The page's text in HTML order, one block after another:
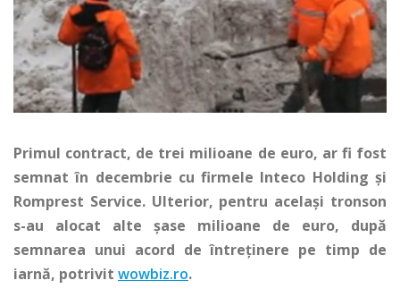
Primul contract, de trei milioane de euro, ar fi fost
semnat în decembrie cu firmele Inteco Holding şi
Romprest Service. Ulterior, pentru acelaşi tronson
s-au alocat alte şase milioane de euro, după
semnarea unui acord de întreţinere pe timp de
iarnă, potrivit wowbiz.ro.